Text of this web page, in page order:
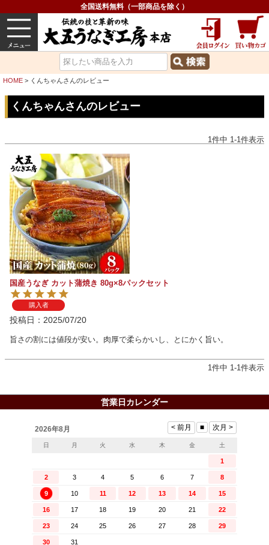
全国送料無料（一部商品を除く）
うなぎ 内祝い グルメ
HOME くんちゃんさんのレビュー
くんちゃんさんのレビュー
1件中 1-1件表示
国産うなぎ カット蒲焼き 80g×8パックセット
購入者
投稿日 2025/07/20
旨さの割には値段が安い。肉厚で柔らかいし、とにかく旨い。
1件中 1-1件表示
営業日カレンダー